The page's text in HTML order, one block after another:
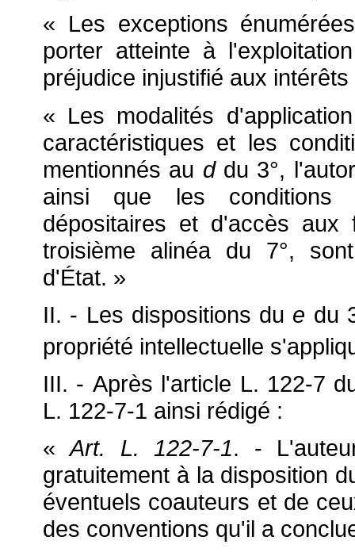
« Les exceptions
porter atteinte à
préjudice injustifié aux
« Les modalités
caractéristiques et les
mentionnés au ddu 3°,
ainsi que les conditions
dépositaires et d'accès aux
troisième alinéa du 7°,
d'État. »
II. - Les dispositions du e du
propriété intellectuelle
III. - Après l'article L. 122-7
L. 122-7-1 ainsi rédigé :
«Art. L. 122-7-1. -
gratuitement à la disposition
éventuels coauteurs et de
des conventions qu'il a